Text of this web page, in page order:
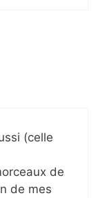
(celle
de
de mes